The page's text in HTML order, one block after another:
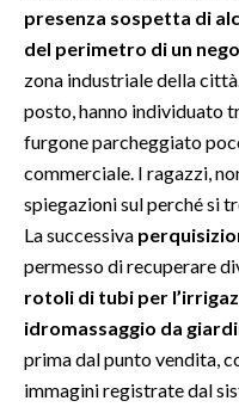
presenza sospetta di
del perimetro di un
zona industriale della
posto, hanno individuato
furgone parcheggiato
commerciale. I ragazzi,
spiegazioni sul perché si
La successiva
permesso di recuperare
rotoli di tubi per
idromassaggio da
prima dal punto vendita,
immagini registrate dal